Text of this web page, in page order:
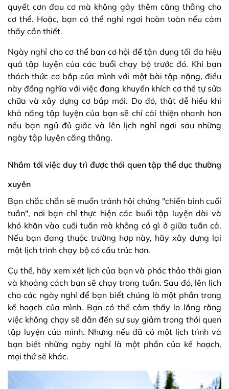
quyết cơn đau cơ mà không gây thêm căng thẳng cho
cơ thể. Hoặc, bạn có thể nghỉ ngơi hoàn toàn nếu cảm
thấy cần thiết.
Ngày nghỉ cho cơ thể bạn cơ hội để tận dụng tối đa hiệu
quả tập luyện của các buổi chạy bộ trước đó. Khi bạn
thách thức cơ bắp của mình với một bài tập nặng, điều
này đồng nghĩa với việc đang khuyến khích cơ thể tự sửa
chữa và xây dựng cơ bắp mới. Do đó, thật dễ hiểu khi
khả năng tập luyện của bạn sẽ chỉ cải thiện nhanh hơn
nếu bạn ngủ đủ giấc và lên lịch nghỉ ngơi sau những
ngày tập luyện căng thẳng.
Nhắm tới việc duy trì được thói quen tập thể dục thường
xuyên
Bạn chắc chắn sẽ muốn tránh hội chứng "chiến binh cuối
tuần", nơi bạn chỉ thực hiện các buổi tập luyện dài và
khó khăn vào cuối tuần mà không có gì ở giữa tuần cả.
Nếu bạn đang thuộc trường hợp này, hãy xây dựng lại
một lịch trình chạy bộ có cấu trúc hơn.
Cụ thể, hãy xem xét lịch của bạn và phác thảo thời gian
và khoảng cách bạn sẽ chạy trong tuần. Sau đó, lên lịch
cho các ngày nghỉ để bạn biết chúng là một phần trong
kế hoạch của mình. Bạn có thể cảm thấy lo lắng rằng
việc không chạy sẽ dẫn đến sự suy giảm trong thói quen
tập luyện của mình. Nhưng nếu đã có một lịch trình và
bạn biết những ngày nghỉ là một phần của kế hoạch,
mọi thứ sẽ khác.